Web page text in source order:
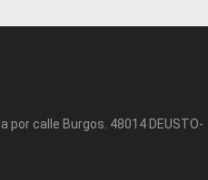
por calle Burgos. 48014 DEUSTO-